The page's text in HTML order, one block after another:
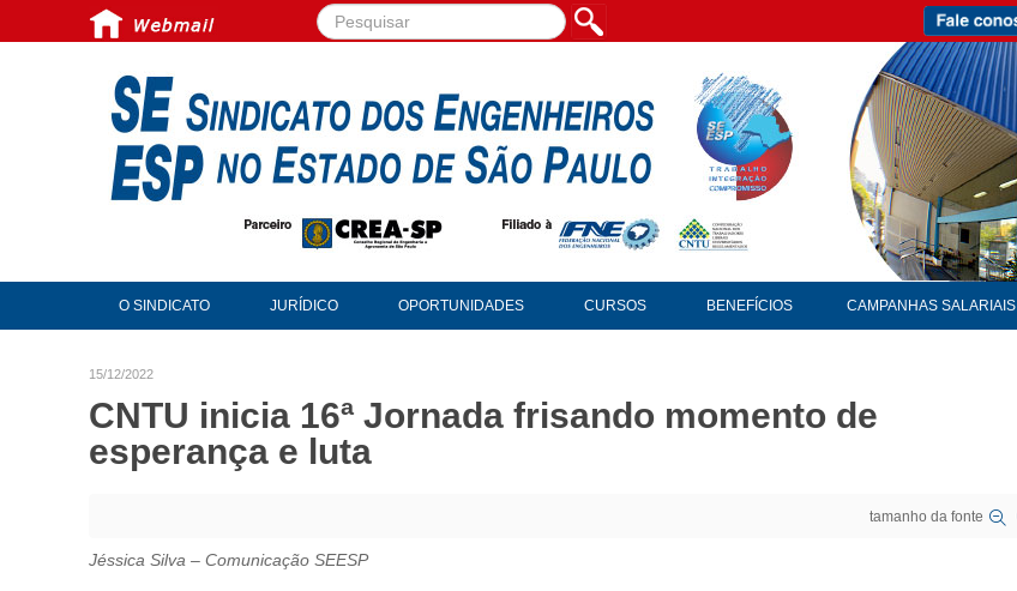
Pesquisar...
O SINDICATO JURÍDICO OPORTUNIDADES CURSOS BENEFÍCIOS CAMPANHAS SALARIAIS
15/12/2022
CNTU inicia 16ª Jornada frisando momento de
esperança e luta
tamanho da fonte
Jéssica Silva – Comunicação SEESP